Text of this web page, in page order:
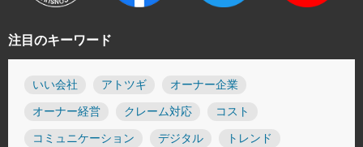
注目のキーワード
いい会社 アトツギ オーナー企業
オーナー経営 クレーム対応 コスト
コミュニケーション デジタル トレンド